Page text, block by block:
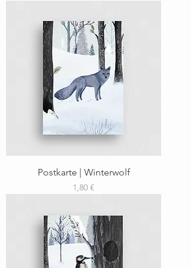
Postkarte | Winterwolf
Preis
1,80 €